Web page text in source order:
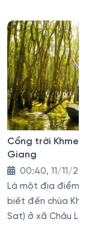
Cổng trời Khmer
Giang
00:40, 11/11/
Là một địa điểm
biết đến chùa
Sat) ở xã Châu